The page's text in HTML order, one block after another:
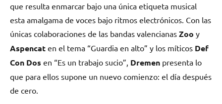
que resulta enmarcar bajo una única etiqueta musical
esta amalgama de voces bajo ritmos electrónicos. Con las
únicas colaboraciones de las bandas valencianas Zoo y
Aspencat en el tema “Guardia en alto” y los míticos Def
Con Dos en “Es un trabajo sucio”, Dremen presenta lo
que para ellos supone un nuevo comienzo: el día después
de cero.